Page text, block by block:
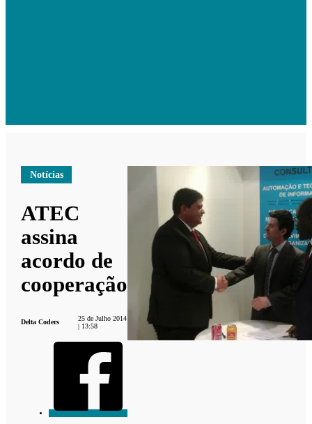
Notícias
ATEC
assina
acordo de
cooperação
Delta Coders
25 de Julho 2014
| 13:58